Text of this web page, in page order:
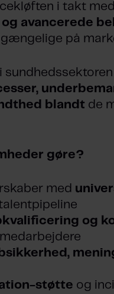
i takt
avancerede
på
blandt de
gøre?
med
og
støtte og